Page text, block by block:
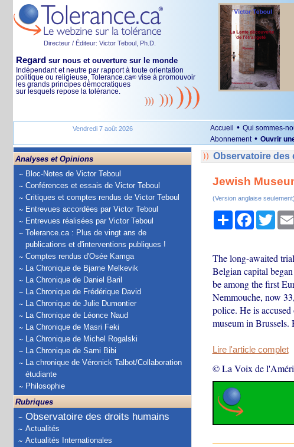
Directeur / Éditeur: Victor Teboul, Ph.D.
Regard sur nous et ouverture sur le monde
Indépendant et neutre par rapport à toute orientation
politique ou religieuse, Tolerance.ca® vise à promouvoir
les grands principes démocratiques
sur lesquels repose la tolérance.
Vendredi 7 août 2026 Accueil • Qui sommes-
Abonnement • Ouvrir
Analyses et Opinions
Bloc-Notes de Victor Teboul
Conférences et essais de Victor Teboul
Critiques et comptes rendus de Victor Teboul
Entrevues accordées par Victor Teboul
Entrevues réalisées par Victor Teboul
Tolerance.ca : Plus de vingt ans de
publications et d'interventions publiques !
Comptes rendus d'Osée Kamga
La Chronique de Bjarne Melkevik
La Chronique de Daniel Baril
La Chronique de Frédérique David
La Chronique de Julie Dumontier
La Chronique de Léonce Naud
La Chronique de Masri Feki
La Chronique de Michel Rogalski
La Chronique de Sami Bibi
La chronique de Véronick Talbot/Collaboration
étudiante
Philosophie
Rubriques
Observatoire des droits humains
Actualités
Actualités Internationales
Observatoire des
Jewish
(Version anglaise seulement)
PartagerFacebook
The long-awaited
Belgian capital
be among the first
Nemmouche, now
police. He is
museum in Brussels.
Lire l'article complet
© La Voix de